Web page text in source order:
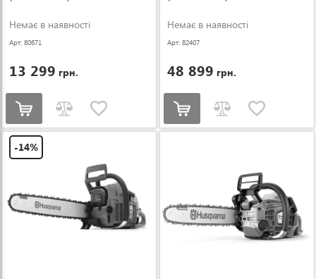
Немає в наявності
Арт: 80671
13 299 грн.
Немає в наявності
Арт: 82407
48 899 грн.
-14%